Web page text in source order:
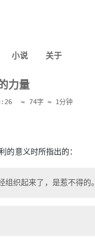
小说 关于
力量
≈ 74字 ≈ 1分钟
意义时所指出的：
织起来了，是惹不得的。